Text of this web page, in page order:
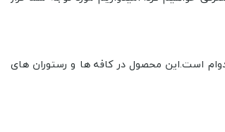
است.این محصول در کافه ها و رستوران های